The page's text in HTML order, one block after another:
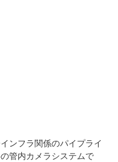
ンフラ関係のパイプライ
管内カメラシステムで